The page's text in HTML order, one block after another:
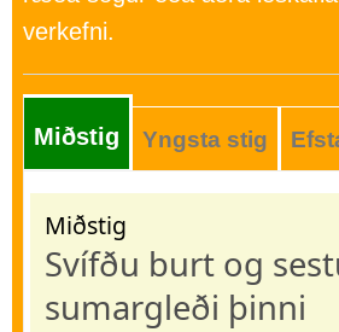
verkefni.
Miðstig Yngsta stig
Miðstig
Svífðu burt og
sumargleði þinni